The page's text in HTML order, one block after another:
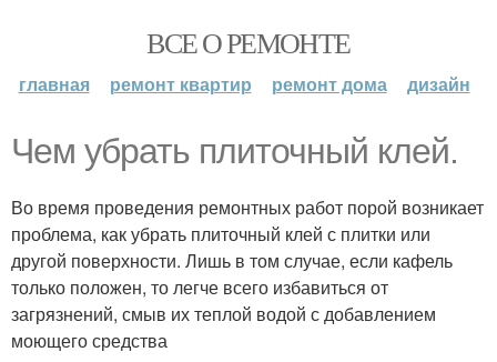
ВСЕ О РЕМОНТЕ
главная ремонт квартир ремонт дома дизайн
Чем убрать плиточный клей.
Во время проведения ремонтных работ порой возникает
проблема, как убрать плиточный клей с плитки или
другой поверхности. Лишь в том случае, если кафель
только положен, то легче всего избавиться от
загрязнений, смыв их теплой водой с добавлением
моющего средства